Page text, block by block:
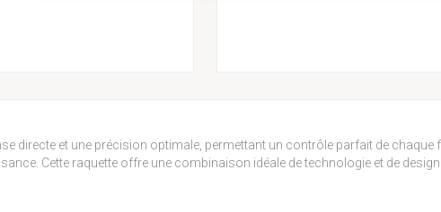
directe et une précision optimale, permettant un contrôle parfait de
Cette raquette offre une combinaison idéale de technologie et de